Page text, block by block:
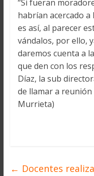
“Si fueran
habrían acercado
es así, al parecer
vándalos, por ello,
daremos cuenta a
que den con los
Díaz, la sub
de llamar a
Murrieta)
← Docentes